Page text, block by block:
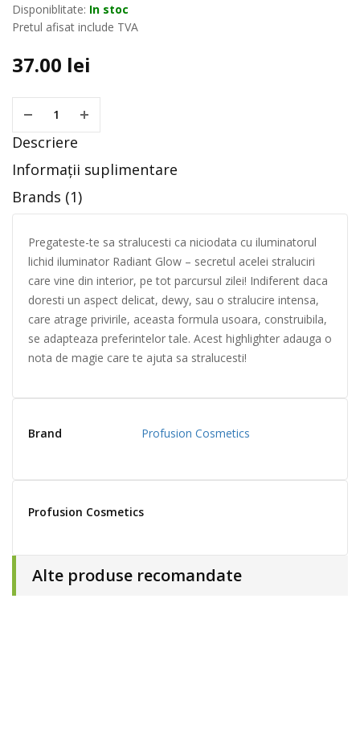
Disponiblitate: In stoc
Pretul afisat include TVA
37.00 lei
Descriere
Informații suplimentare
Brands (1)
Pregateste-te sa stralucesti ca niciodata cu iluminatorul
lichid iluminator Radiant Glow – secretul acelei straluciri
care vine din interior, pe tot parcursul zilei! Indiferent daca
doresti un aspect delicat, dewy, sau o stralucire intensa,
care atrage privirile, aceasta formula usoara, construibila,
se adapteaza preferintelor tale. Acest highlighter adauga o
nota de magie care te ajuta sa stralucesti!
Brand Profusion Cosmetics
Profusion Cosmetics
Alte produse recomandate